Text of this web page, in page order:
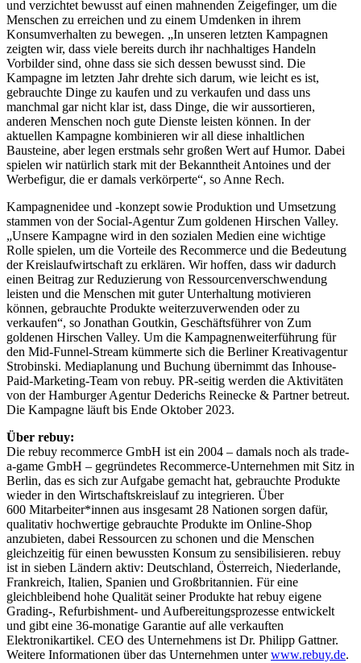
und verzichtet bewusst auf einen mahnenden Zeigefinger, um die
Menschen zu erreichen und zu einem Umdenken in ihrem
Konsumverhalten zu bewegen. „In unseren letzten Kampagnen
zeigten wir, dass viele bereits durch ihr nachhaltiges Handeln
Vorbilder sind, ohne dass sie sich dessen bewusst sind. Die
Kampagne im letzten Jahr drehte sich darum, wie leicht es ist,
gebrauchte Dinge zu kaufen und zu verkaufen und dass uns
manchmal gar nicht klar ist, dass Dinge, die wir aussortieren,
anderen Menschen noch gute Dienste leisten können. In der
aktuellen Kampagne kombinieren wir all diese inhaltlichen
Bausteine, aber legen erstmals sehr großen Wert auf Humor. Dabei
spielen wir natürlich stark mit der Bekanntheit Antoines und der
Werbefigur, die er damals verkörperte“, so Anne Rech.
Kampagnenidee und -konzept sowie Produktion und Umsetzung
stammen von der Social-Agentur Zum goldenen Hirschen Valley.
„Unsere Kampagne wird in den sozialen Medien eine wichtige
Rolle spielen, um die Vorteile des Recommerce und die Bedeutung
der Kreislaufwirtschaft zu erklären. Wir hoffen, dass wir dadurch
einen Beitrag zur Reduzierung von Ressourcenverschwendung
leisten und die Menschen mit guter Unterhaltung motivieren
können, gebrauchte Produkte weiterzuverwenden oder zu
verkaufen“, so Jonathan Goutkin, Geschäftsführer von Zum
goldenen Hirschen Valley. Um die Kampagnenweiterführung für
den Mid-Funnel-Stream kümmerte sich die Berliner Kreativagentur
Strobinski. Mediaplanung und Buchung übernimmt das Inhouse-
Paid-Marketing-Team von rebuy. PR-seitig werden die Aktivitäten
von der Hamburger Agentur Dederichs Reinecke & Partner betreut.
Die Kampagne läuft bis Ende Oktober 2023.
Über rebuy:
Die rebuy recommerce GmbH ist ein 2004 – damals noch als trade-
a-game GmbH – gegründetes Recommerce-Unternehmen mit Sitz in
Berlin, das es sich zur Aufgabe gemacht hat, gebrauchte Produkte
wieder in den Wirtschaftskreislauf zu integrieren. Über
600 Mitarbeiter*innen aus insgesamt 28 Nationen sorgen dafür,
qualitativ hochwertige gebrauchte Produkte im Online-Shop
anzubieten, dabei Ressourcen zu schonen und die Menschen
gleichzeitig für einen bewussten Konsum zu sensibilisieren. rebuy
ist in sieben Ländern aktiv: Deutschland, Österreich, Niederlande,
Frankreich, Italien, Spanien und Großbritannien. Für eine
gleichbleibend hohe Qualität seiner Produkte hat rebuy eigene
Grading-, Refurbishment- und Aufbereitungsprozesse entwickelt
und gibt eine 36-monatige Garantie auf alle verkauften
Elektronikartikel. CEO des Unternehmens ist Dr. Philipp Gattner.
Weitere Informationen über das Unternehmen unterwww.rebuy.de.